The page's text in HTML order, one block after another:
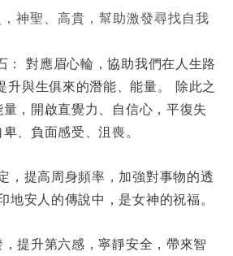
神聖、高貴， 幫助激發尋找自我
： 對應眉心輪，協助我們在人生路
升與生俱來的潛能、能量。 除此之
，開啟直覺力、自信心，平復失
、負面感受、沮喪。
，提高周身頻率，加強對事物的透
地安人的傳說中，是女神的祝福。
提升第六感，寧靜安全，帶來智